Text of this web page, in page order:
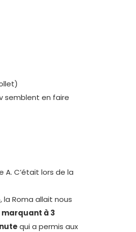
semblent en faire
A. C’était lors de la
la Roma allait nous
marquant à 3
qui a permis aux